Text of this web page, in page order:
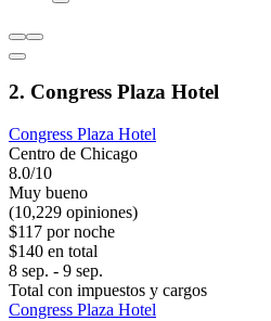
2. Congress Plaza Hotel
Congress Plaza Hotel
Centro de Chicago
8.0/10
Muy bueno
(10,229 opiniones)
$117 por noche
$140 en total
8 sep. - 9 sep.
Total con impuestos y cargos
Congress Plaza Hotel